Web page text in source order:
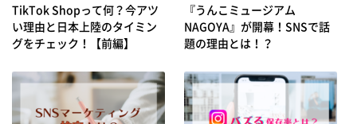
TikTok Shopって何？今アツ
い理由と日本上陸のタイミン
グをチェック！【前編】
『うんこミュージアム
NAGOYA』が開幕！SNSで話
題の理由とは！？